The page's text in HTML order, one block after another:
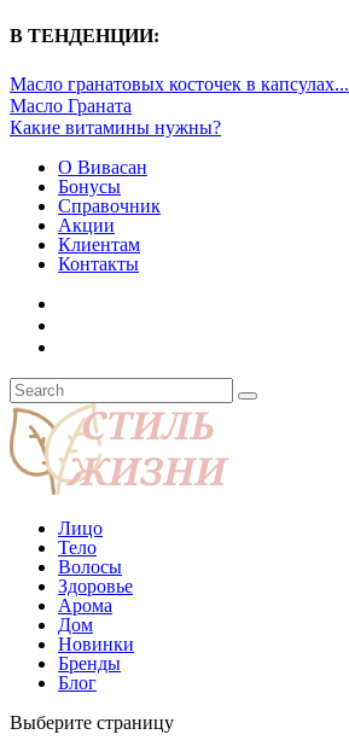
В ТЕНДЕНЦИИ:
Масло гранатовых косточек в капсулах...
Масло Граната
Какие витамины нужны?
О Вивасан
Бонусы
Справочник
Акции
Клиентам
Контакты
Лицо
Тело
Волосы
Здоровье
Арома
Дом
Новинки
Бренды
Блог
Выберите страницу